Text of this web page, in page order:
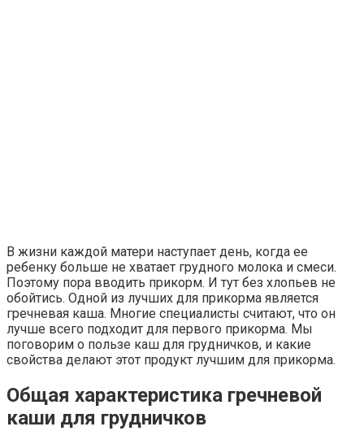
В жизни каждой матери наступает день, когда ее
ребенку больше не хватает грудного молока и смеси.
Поэтому пора вводить прикорм. И тут без хлопьев не
обойтись. Одной из лучших для прикорма является
гречневая каша. Многие специалисты считают, что он
лучше всего подходит для первого прикорма. Мы
поговорим о пользе каш для грудничков, и какие
свойства делают этот продукт лучшим для прикорма.
Общая характеристика гречневой
каши для грудничков